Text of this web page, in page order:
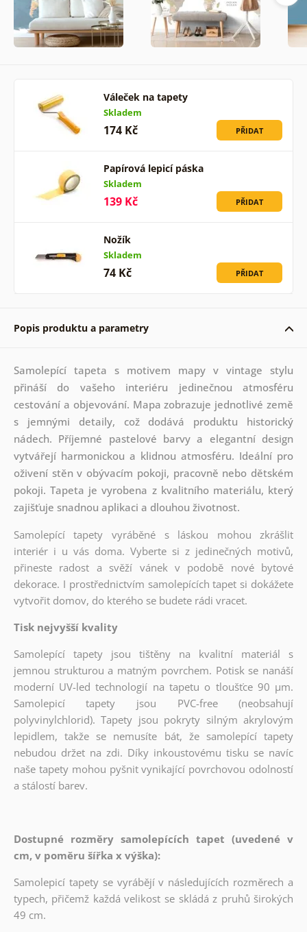
Váleček na tapety
Skladem
174 Kč PŘIDAT
Papírová lepicí páska
Skladem
139 Kč PŘIDAT
Nožík
Skladem
74 Kč PŘIDAT
Popis produktu a parametry
Samolepící tapeta s motivem mapy v vintage stylu
přináší do vašeho interiéru jedinečnou atmosféru
cestování a objevování. Mapa zobrazuje jednotlivé země
s jemnými detaily, což dodává produktu historický
nádech. Příjemné pastelové barvy a elegantní design
vytvářejí harmonickou a klidnou atmosféru. Ideální pro
oživení stěn v obývacím pokoji, pracovně nebo dětském
pokoji. Tapeta je vyrobena z kvalitního materiálu, který
zajišťuje snadnou aplikaci a dlouhou životnost.
Samolepící tapety vyráběné s láskou mohou zkrášlit
interiér i u vás doma. Vyberte si z jedinečných motivů,
přineste radost a svěží vánek v podobě nové bytové
dekorace. I prostřednictvím samolepících tapet si dokážete
vytvořit domov, do kterého se budete rádi vracet.
Tisk nejvyšší kvality
Samolepící tapety jsou tištěny na kvalitní materiál s
jemnou strukturou a matným povrchem. Potisk se nanáší
moderní UV-led technologií na tapetu o tloušťce 90 µm.
Samolepicí tapety jsou PVC-free (neobsahují
polyvinylchlorid). Tapety jsou pokryty silným akrylovým
lepidlem, takže se nemusíte bát, že samolepící tapety
nebudou držet na zdi. Díky inkoustovému tisku se navíc
naše tapety mohou pyšnit vynikající povrchovou odolností
a stálostí barev.
Dostupné rozměry samolepících tapet (uvedené v
cm, v poměru šířka x výška):
Samolepicí tapety se vyrábějí v následujících rozměrech a
typech, přičemž každá velikost se skládá z pruhů širokých
49 cm.